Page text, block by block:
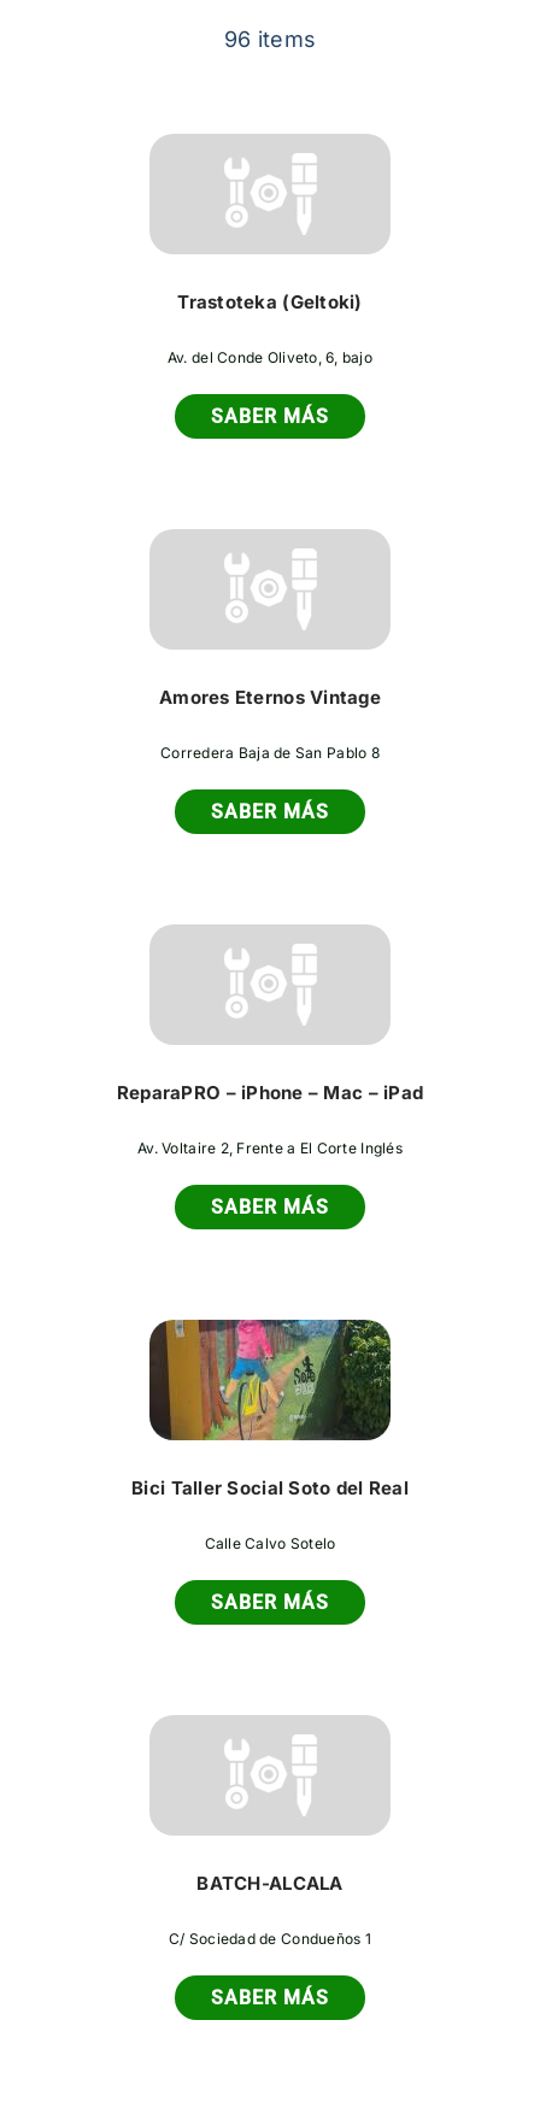
96 items
Trastoteka (Geltoki)
Av. del Conde Oliveto, 6, bajo
SABER MÁS
Amores Eternos Vintage
Corredera Baja de San Pablo 8
SABER MÁS
ReparaPRO – iPhone – Mac – iPad
Av. Voltaire 2, Frente a El Corte Inglés
SABER MÁS
Bici Taller Social Soto del Real
Calle Calvo Sotelo
SABER MÁS
BATCH-ALCALA
C/ Sociedad de Condueños 1
SABER MÁS